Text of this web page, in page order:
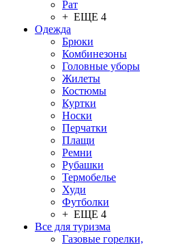
Рат
+ ЕЩЕ 4
Одежда
Брюки
Комбинезоны
Головные уборы
Жилеты
Костюмы
Куртки
Носки
Перчатки
Плащи
Ремни
Рубашки
Термобелье
Худи
Футболки
+ ЕЩЕ 4
Все для туризма
Газовые горелки,